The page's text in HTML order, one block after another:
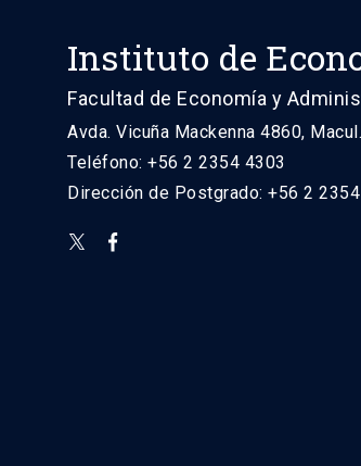
Instituto de
Facultad de Economía y
Avda. Vicuña Mackenna 4860,
Teléfono: +56 2 2354 4303
Dirección de Postgrado: +56 2